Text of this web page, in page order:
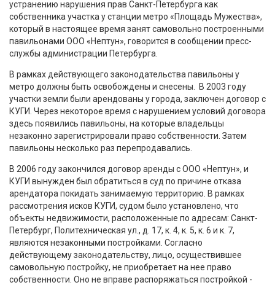
устранению нарушения прав Санкт-Петербурга как
собственника участка у станции метро «Площадь Мужества»,
который в настоящее время занят самовольно построенными
павильонами ООО «Нептун», говорится в сообщении пресс-
службы администрации Петербурга.
В рамках действующего законодательства павильоны у
метро должны быть освобождены и снесены. В 2003 году
участки земли были арендованы у города, заключен договор с
КУГИ. Через некоторое время с нарушением условий договора
здесь появились павильоны, на которые владельцы
незаконно зарегистрировали право собственности. Затем
павильоны несколько раз перепродавались.
В 2006 году закончился договор аренды с ООО «Нептун», и
КУГИ вынужден был обратиться в суд по причине отказа
арендатора покидать занимаемую территорию. В рамках
рассмотрения исков КУГИ, судом было установлено, что
объекты недвижимости, расположенные по адресам: Санкт-
Петербург, Политехническая ул., д. 17, к. 4, к. 5, к. 6 и к. 7,
являются незаконными постройками. Согласно
действующему законодательству, лицо, осуществившее
самовольную постройку, не приобретает на нее право
собственности. Оно не вправе распоряжаться постройкой -